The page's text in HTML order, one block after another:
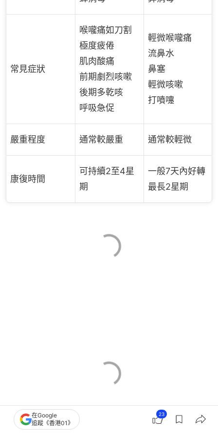
常見症狀
喉嚨痛如刀割
極度疲倦
肌肉酸痛
前期劇烈咳嗽
後期多乾咳
呼吸急促
輕微喉嚨痛
流鼻水
鼻塞
輕微咳嗽
打噴嚏
嚴重程度 通常較嚴重 通常較輕微
康復時間
可持續2至4星
期
一般7天內好轉
最長2星期
在Google
追蹤《香港01》
23